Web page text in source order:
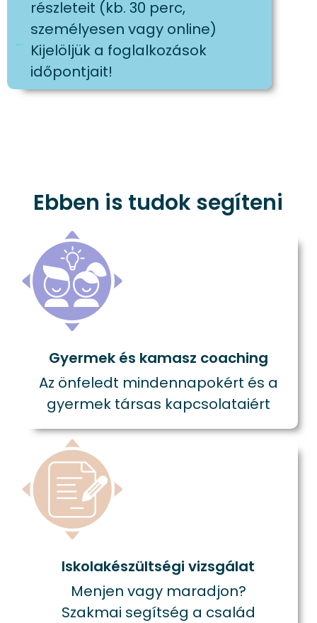
részleteit (kb. 30 perc,
személyesen vagy online)
Kijelöljük a foglalkozások
időpontjait!
Ebben is tudok segíteni
Gyermek és kamasz coaching
Az önfeledt mindennapokért és a
gyermek társas kapcsolataiért
Iskolakészültségi vizsgálat
Menjen vagy maradjon?
Szakmai segítség a család